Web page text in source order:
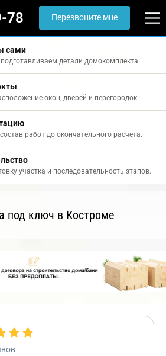
78 Перезвоните мне
сами
детали домокомплекта.
окон, дверей и перегородок.
работ до окончательного расчёта.
участка и последовательность этапов.
под ключ в Костроме